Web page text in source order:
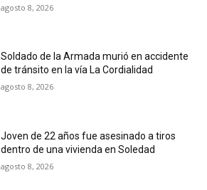
agosto 8, 2026
Soldado de la Armada murió en accidente
de tránsito en la vía La Cordialidad
agosto 8, 2026
Joven de 22 años fue asesinado a tiros
dentro de una vivienda en Soledad
agosto 8, 2026